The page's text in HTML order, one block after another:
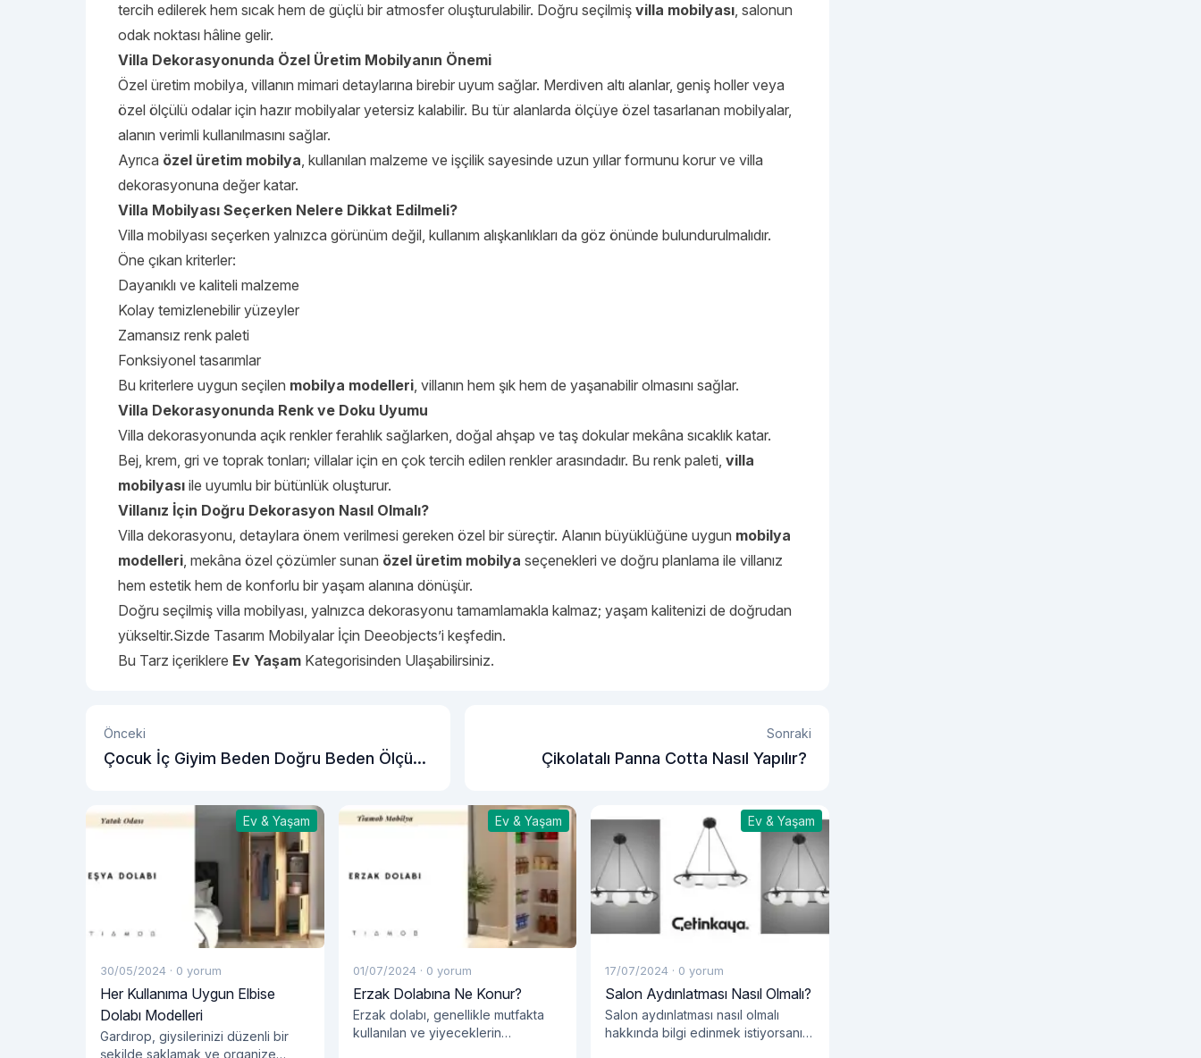
tercih edilerek hem sıcak hem de güçlü bir atmosfer oluşturulabilir. Doğru seçilmiş villa mobilyası, salonun
odak noktası hâline gelir.
Villa Dekorasyonunda Özel Üretim Mobilyanın Önemi
Özel üretim mobilya, villanın mimari detaylarına birebir uyum sağlar. Merdiven altı alanlar, geniş holler veya
özel ölçülü odalar için hazır mobilyalar yetersiz kalabilir. Bu tür alanlarda ölçüye özel tasarlanan mobilyalar,
alanın verimli kullanılmasını sağlar.
Ayrıca özel üretim mobilya, kullanılan malzeme ve işçilik sayesinde uzun yıllar formunu korur ve villa
dekorasyonuna değer katar.
Villa Mobilyası Seçerken Nelere Dikkat Edilmeli?
Villa mobilyası seçerken yalnızca görünüm değil, kullanım alışkanlıkları da göz önünde bulundurulmalıdır.
Öne çıkan kriterler:
Dayanıklı ve kaliteli malzeme
Kolay temizlenebilir yüzeyler
Zamansız renk paleti
Fonksiyonel tasarımlar
Bu kriterlere uygun seçilen mobilya modelleri, villanın hem şık hem de yaşanabilir olmasını sağlar.
Villa Dekorasyonunda Renk ve Doku Uyumu
Villa dekorasyonunda açık renkler ferahlık sağlarken, doğal ahşap ve taş dokular mekâna sıcaklık katar.
Bej, krem, gri ve toprak tonları; villalar için en çok tercih edilen renkler arasındadır. Bu renk paleti, villa
mobilyası ile uyumlu bir bütünlük oluşturur.
Villanız İçin Doğru Dekorasyon Nasıl Olmalı?
Villa dekorasyonu, detaylara önem verilmesi gereken özel bir süreçtir. Alanın büyüklüğüne uygun mobilya
modelleri, mekâna özel çözümler sunan özel üretim mobilya seçenekleri ve doğru planlama ile villanız
hem estetik hem de konforlu bir yaşam alanına dönüşür.
Doğru seçilmiş villa mobilyası, yalnızca dekorasyonu tamamlamakla kalmaz; yaşam kalitenizi de doğrudan
yükseltir.Sizde Tasarım Mobilyalar İçin Deeobjects’i keşfedin.
Bu Tarz içeriklere Ev Yaşam Kategorisinden Ulaşabilirsiniz.
Önceki
Çocuk İç Giyim Beden Doğru Beden Ölçüsü
Sonraki
Çikolatalı Panna Cotta Nasıl Yapılır?
Ev & Yaşam
30/05/2024 · 0 yorum
Her Kullanıma Uygun Elbise
Dolabı Modelleri
Gardırop, giysilerinizi düzenli bir
şekilde saklamak ve organize
Ev & Yaşam
01/07/2024 · 0 yorum
Erzak Dolabına Ne Konur?
Erzak dolabı, genellikle mutfakta
kullanılan ve yiyeceklerin
Ev & Yaşam
17/07/2024 · 0 yorum
Salon Aydınlatması Nasıl Olmalı?
Salon aydınlatması nasıl olmalı
hakkında bilgi edinmek istiyorsanız